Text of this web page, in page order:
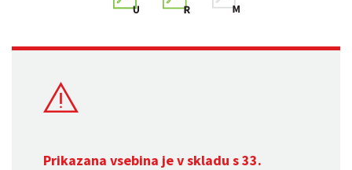
Prikazana vsebina je v skladu s 33.